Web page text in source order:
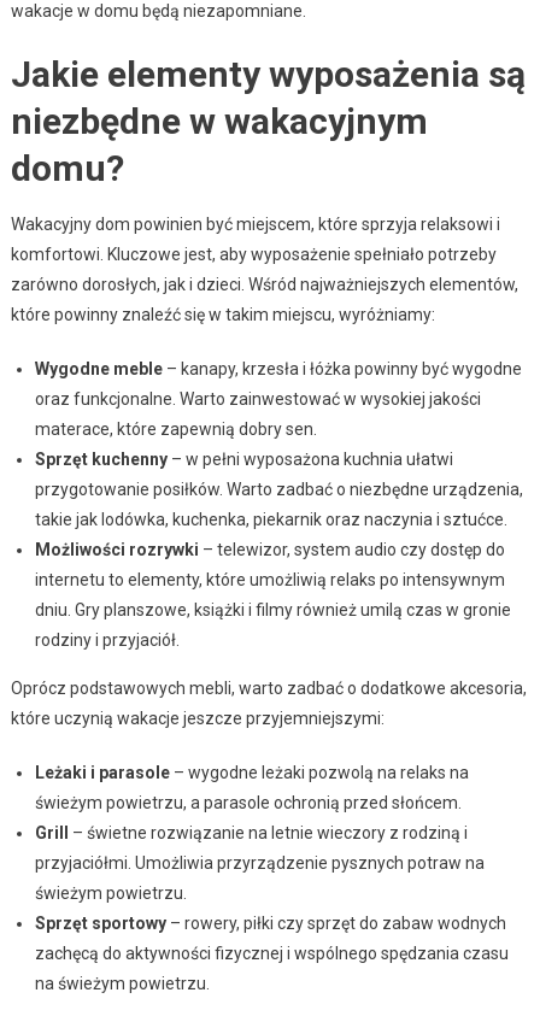
wakacje w domu będą niezapomniane.
Jakie elementy wyposażenia są
niezbędne w wakacyjnym
domu?
Wakacyjny dom powinien być miejscem, które sprzyja relaksowi i
komfortowi. Kluczowe jest, aby wyposażenie spełniało potrzeby
zarówno dorosłych, jak i dzieci. Wśród najważniejszych elementów,
które powinny znaleźć się w takim miejscu, wyróżniamy:
Wygodne meble– kanapy, krzesła i łóżka powinny być wygodne
oraz funkcjonalne. Warto zainwestować w wysokiej jakości
materace, które zapewnią dobry sen.
Sprzęt kuchenny– w pełni wyposażona kuchnia ułatwi
przygotowanie posiłków. Warto zadbać o niezbędne urządzenia,
takie jak lodówka, kuchenka, piekarnik oraz naczynia i sztućce.
Możliwości rozrywki – telewizor, system audio czy dostęp do
internetu to elementy, które umożliwią relaks po intensywnym
dniu. Gry planszowe, książki i filmy również umilą czas w gronie
rodziny i przyjaciół.
Oprócz podstawowych mebli, warto zadbać o dodatkowe akcesoria,
które uczynią wakacje jeszcze przyjemniejszymi:
Leżaki i parasole– wygodne leżaki pozwolą na relaks na
świeżym powietrzu, a parasole ochronią przed słońcem.
Grill
– świetne rozwiązanie na letnie wieczory z rodziną i
przyjaciółmi. Umożliwia przyrządzenie pysznych potraw na
świeżym powietrzu.
Sprzęt sportowy– rowery, piłki czy sprzęt do zabaw wodnych
zachęcą do aktywności fizycznej i wspólnego spędzania czasu
na świeżym powietrzu.